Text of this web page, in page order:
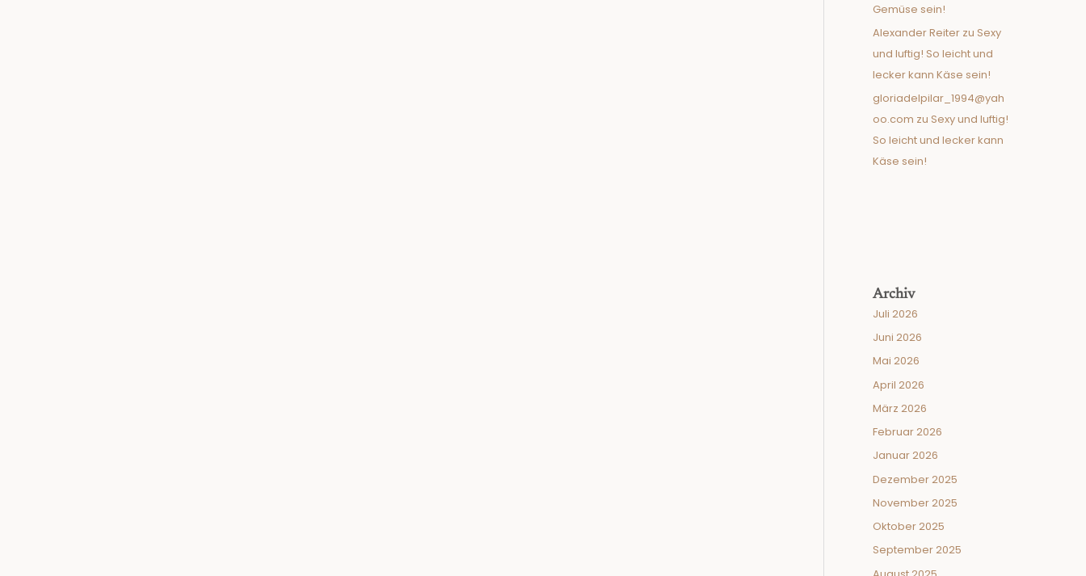
Gemüse sein!
Alexander Reiter zu Sexy
und luftig! So leicht und
lecker kann Käse sein!
gloriadelpilar_1994@yah
oo.com zu Sexy und luftig!
So leicht und lecker kann
Käse sein!
Archiv
Juli 2026
Juni 2026
Mai 2026
April 2026
März 2026
Februar 2026
Januar 2026
Dezember 2025
November 2025
Oktober 2025
September 2025